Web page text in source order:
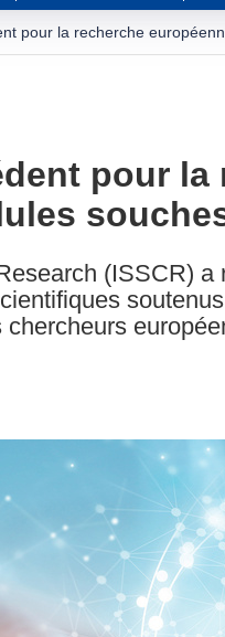
pour la recherche
pour la
(ISSCR)